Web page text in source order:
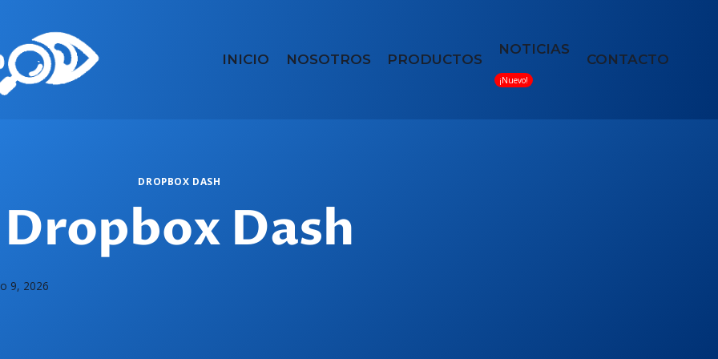
INICIO NOSOTROS PRODUCTOS
NOTICIAS
CONTACTO
DROPBOX DASH
Dropbox Dash
9, 2026